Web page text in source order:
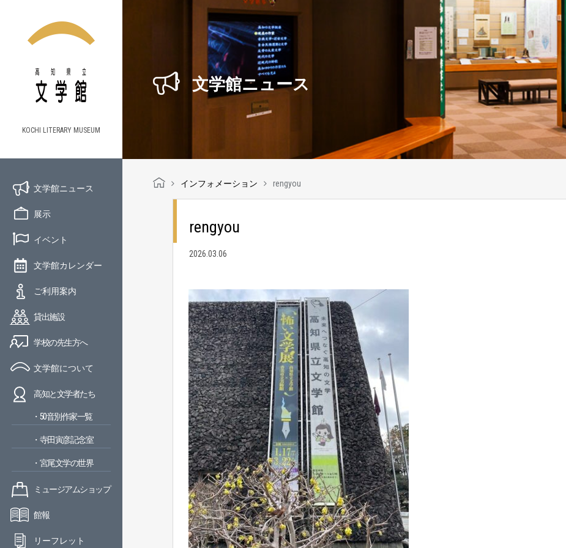
KOCHI LITERARY MUSEUM
文学館ニュース
展示
イベント
文学館カレンダー
ご利用案内
貸出施設
学校の先生方へ
文学館について
高知と文学者たち
・50音別作家一覧
・寺田寅彦記念室
・宮尾文学の世界
ミュージアムショップ
館報
リーフレット
文学館ニュース
インフォメーション rengyou
rengyou
2026.03.06